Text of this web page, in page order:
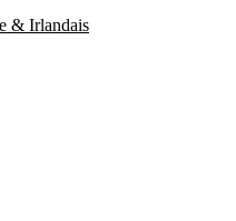
& Irlandais